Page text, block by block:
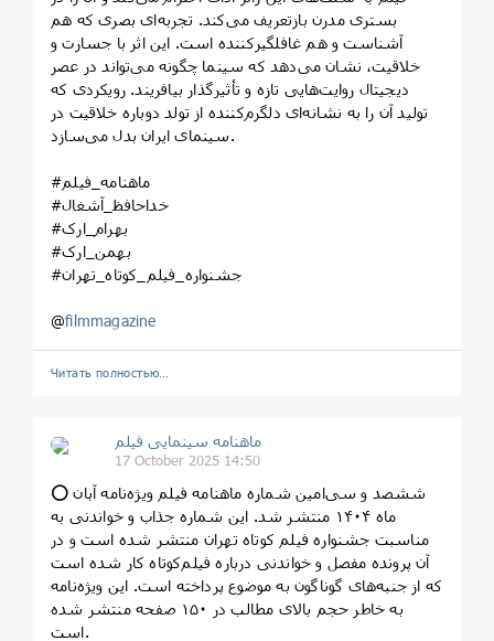
بستری مدرن بازتعریف می‌کند. تجربه‌ای بصری که هم
آشناست و هم غافلگیرکننده است. این اثر با جسارت و
خلاقیت، نشان می‌دهد که سینما چگونه می‌تواند در عصر
دیجیتال روایت‌هایی تازه و تأثیرگذار بیافریند. رویکردی که
تولید آن را به نشانه‌ای دلگرم‌کننده از تولد دوباره‌ خلاقیت در
سینمای ایران بدل می‌سازد.
#ماهنامه_فیلم
#خداحافظ_آشغال
#بهرام_ارک
#بهمن_ارک
#جشنواره_فیلم_کوتاه_تهران
@filmmagazine
Читать полностью…
ماهنامه سینمایی فیلم
17 October 2025 14:50
⭕️ ششصد و سی‌امین شماره ماهنامه فیلم ویژه‌نامه آبان
ماه ۱۴۰۴ منتشر شد. این شماره جذاب و خواندنی به
مناسبت جشنواره فیلم کوتاه تهران منتشر شده است و در
آن پرونده مفصل و خواندنی درباره فیلم‌کوتاه کار شده است
که از جنبه‌های گوناگون به موضوع پرداخته است. این ویژه‌نامه
به خاطر حجم بالای مطالب در ۱۵۰ صفحه منتشر شده
است.